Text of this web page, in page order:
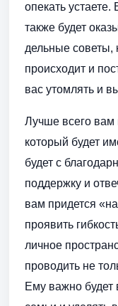
опекать
также будет
дельные советы,
происходит и
вас утомлять и
Лучше всего вам
который будет
будет с
поддержку и
вам придется
проявить
личное
проводить не
Ему важно будет